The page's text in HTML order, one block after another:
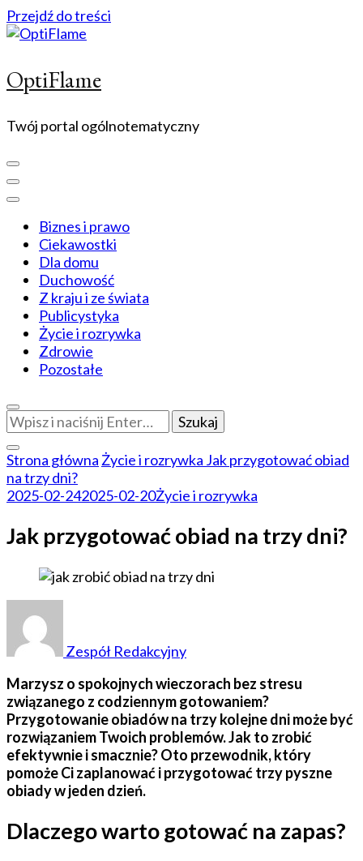
Przejdź do treści
OptiFlame
Twój portal ogólnotematyczny
Biznes i prawo
Ciekawostki
Dla domu
Duchowość
Z kraju i ze świata
Publicystyka
Życie i rozrywka
Zdrowie
Pozostałe
Szukasz
czegoś?
Strona główna Życie i rozrywka Jak przygotować obiad
na trzy dni?
2025-02-242025-02-20Życie i rozrywka
Jak przygotować obiad na trzy dni?
Zespół Redakcyjny
Marzysz o spokojnych wieczorach bez stresu
związanego z codziennym gotowaniem?
Przygotowanie obiadów na trzy kolejne dni może być
rozwiązaniem Twoich problemów. Jak to zrobić
efektywnie i smacznie? Oto przewodnik, który
pomoże Ci zaplanować i przygotować trzy pyszne
obiady w jeden dzień.
Dlaczego warto gotować na zapas?